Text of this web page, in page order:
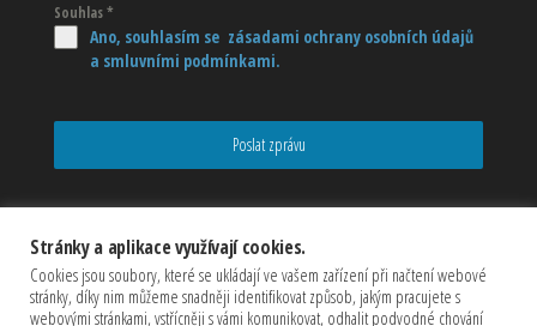
Souhlas*
Ano, souhlasím se zásadami ochrany osobních údajů
a smluvními podmínkami.
Poslat zprávu
Stránky a aplikace využívají cookies.
Cookies jsou soubory, které se ukládají ve vašem zařízení při načtení webové
stránky, díky nim můžeme snadněji identifikovat způsob, jakým pracujete s
webovými stránkami, vstřícněji s vámi komunikovat, odhalit podvodné chování